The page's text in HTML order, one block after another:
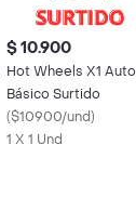
$ 10.900
Hot Wheels X1 Auto
Básico Surtido
($10900/und)
1 X 1 Und